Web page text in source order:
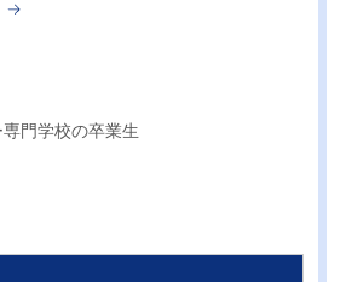
門学校の卒業生